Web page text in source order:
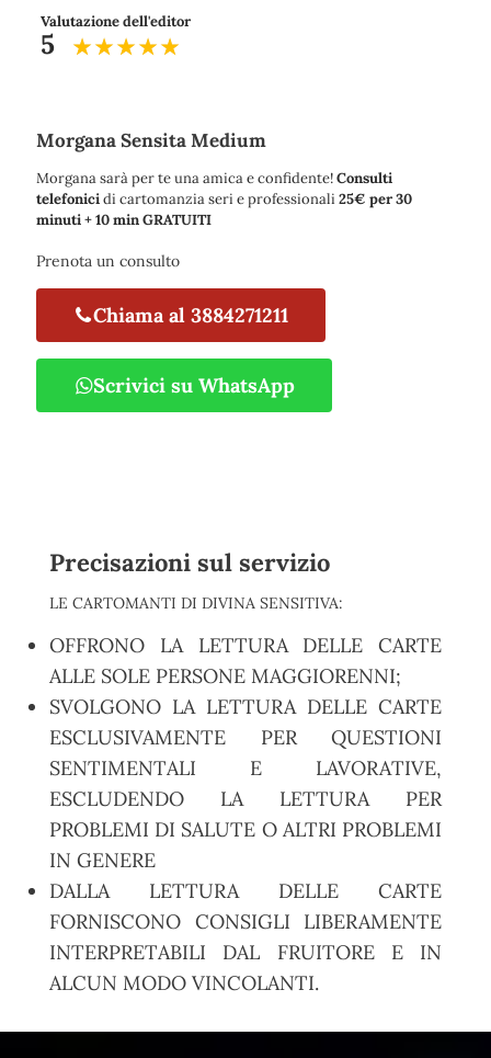
Valutazione dell'editor
5
Morgana Sensita Medium
Morgana sarà per te una amica e confidente!Consulti
telefonicidi cartomanzia seri e professionali25€ per 30
minuti + 10 min GRATUITI
Prenota un consulto
Chiama al 3884271211
Scrivici su WhatsApp
Precisazioni sul servizio
LE CARTOMANTI DI DIVINA SENSITIVA:
OFFRONO LA LETTURA DELLE CARTE
ALLE SOLE PERSONE MAGGIORENNI;
SVOLGONO LA LETTURA DELLE CARTE
ESCLUSIVAMENTE PER QUESTIONI
SENTIMENTALI E LAVORATIVE,
ESCLUDENDO LA LETTURA PER
PROBLEMI DI SALUTE O ALTRI PROBLEMI
IN GENERE
DALLA LETTURA DELLE CARTE
FORNISCONO CONSIGLI LIBERAMENTE
INTERPRETABILI DAL FRUITORE E IN
ALCUN MODO VINCOLANTI.